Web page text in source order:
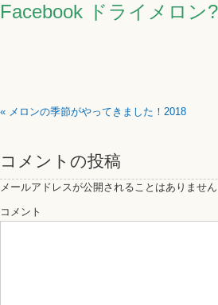
Facebook ドライメロン
« メロンの季節がやってきました！2018
コメントの投稿
メールアドレスが公開されることはありません
コメント